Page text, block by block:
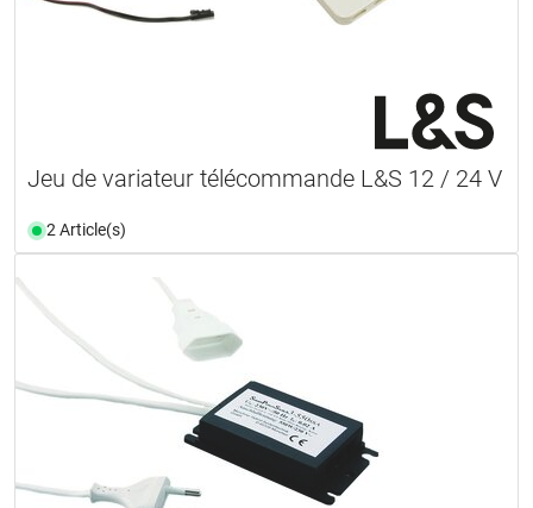
Jeu de variateur télécommande L&S 12 / 24 V
2 Article(s)